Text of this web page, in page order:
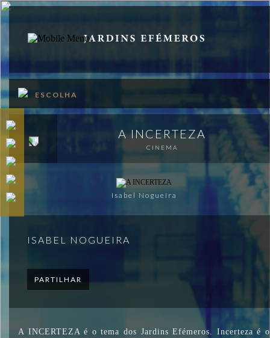
SOBRE
PROGRAMA
APOIOS
PUBLICAÇÕES
MAPA
EN
ESCOLHA
A INCERTEZA
CINEMA
Isabel Nogueira
ISABEL NOGUEIRA
PARTILHAR
A INCERTEZA é o tema dos Jardins Efémeros. Incerteza é o